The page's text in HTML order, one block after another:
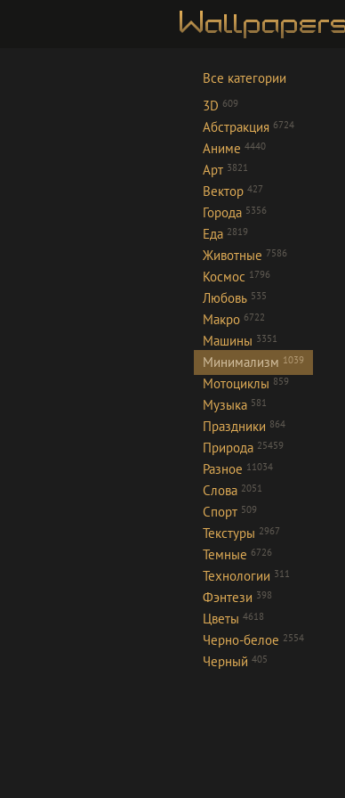
Все категории
3D 609
Абстракция 6724
Аниме 4440
Арт 3821
Вектор 427
Города 5356
Еда 2819
Животные 7586
Космос 1796
Любовь 535
Макро 6722
Машины 3351
Минимализм 1039
Мотоциклы 859
Музыка 581
Праздники 864
Природа 25459
Разное 11034
Слова 2051
Спорт 509
Текстуры 2967
Темные 6726
Технологии 311
Фэнтези 398
Цветы 4618
Черно-белое 2554
Черный 405